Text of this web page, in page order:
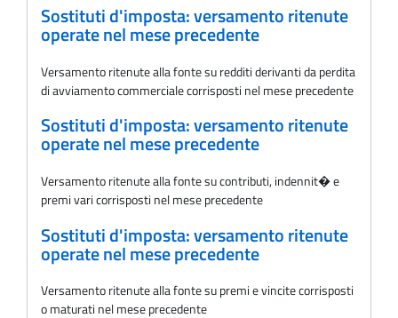
Sostituti d'imposta: versamento ritenute
operate nel mese precedente
Versamento ritenute alla fonte su redditi derivanti da perdita
di avviamento commerciale corrisposti nel mese precedente
Sostituti d'imposta: versamento ritenute
operate nel mese precedente
Versamento ritenute alla fonte su contributi, indennit� e
premi vari corrisposti nel mese precedente
Sostituti d'imposta: versamento ritenute
operate nel mese precedente
Versamento ritenute alla fonte su premi e vincite corrisposti
o maturati nel mese precedente